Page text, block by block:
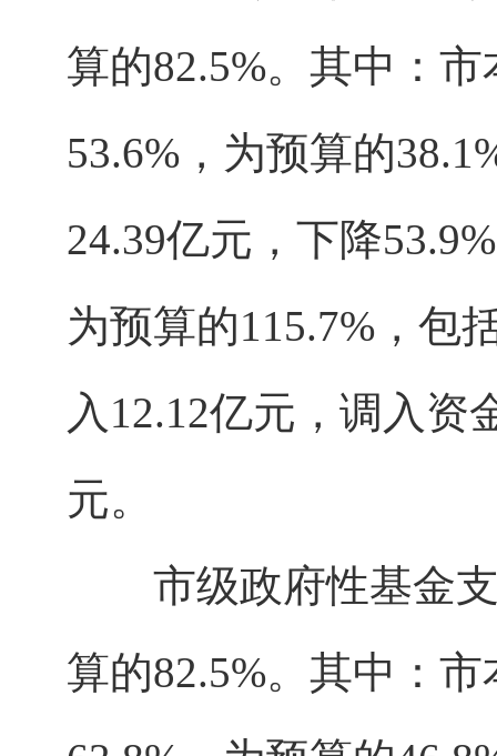
算的82.5%。其中：
53.6%，为预算的
24.39亿元，下降
为预算的115.7%，包
入12.12亿元，调入资
元。
市级政府性基金支
算的82.5%。其中：